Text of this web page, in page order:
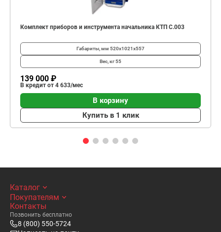
Комплект приборов и инструмента начальника КТП C.003
Габариты, мм 520х1021х557
Вес, кг55
139 000 ₽
В кредит от 4 633/мес
В корзину
Купить в 1 клик
Каталог
Покупателям
Контакты
Позвонить бесплатно
8 (800) 550-5724